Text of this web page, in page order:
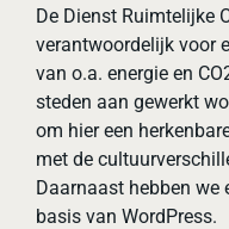
De Dienst Ruimtelijke
verantwoordelijk voor
van o.a. energie en
steden aan gewerkt
om hier een
met de
Daarnaast hebben we
basis van WordPress.